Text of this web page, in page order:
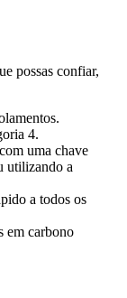
possas confiar,
4.
uma chave
utilizando a
a todos os
em carbono